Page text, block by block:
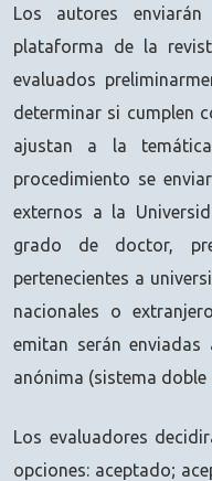
Los autores
plataforma de la
evaluados
determinar si cumplen
ajustan a la
procedimiento se
externos a la
grado de doctor,
pertenecientes a
nacionales o
emitan serán
anónima (sistema doble
Los evaluadores
opciones: aceptado;